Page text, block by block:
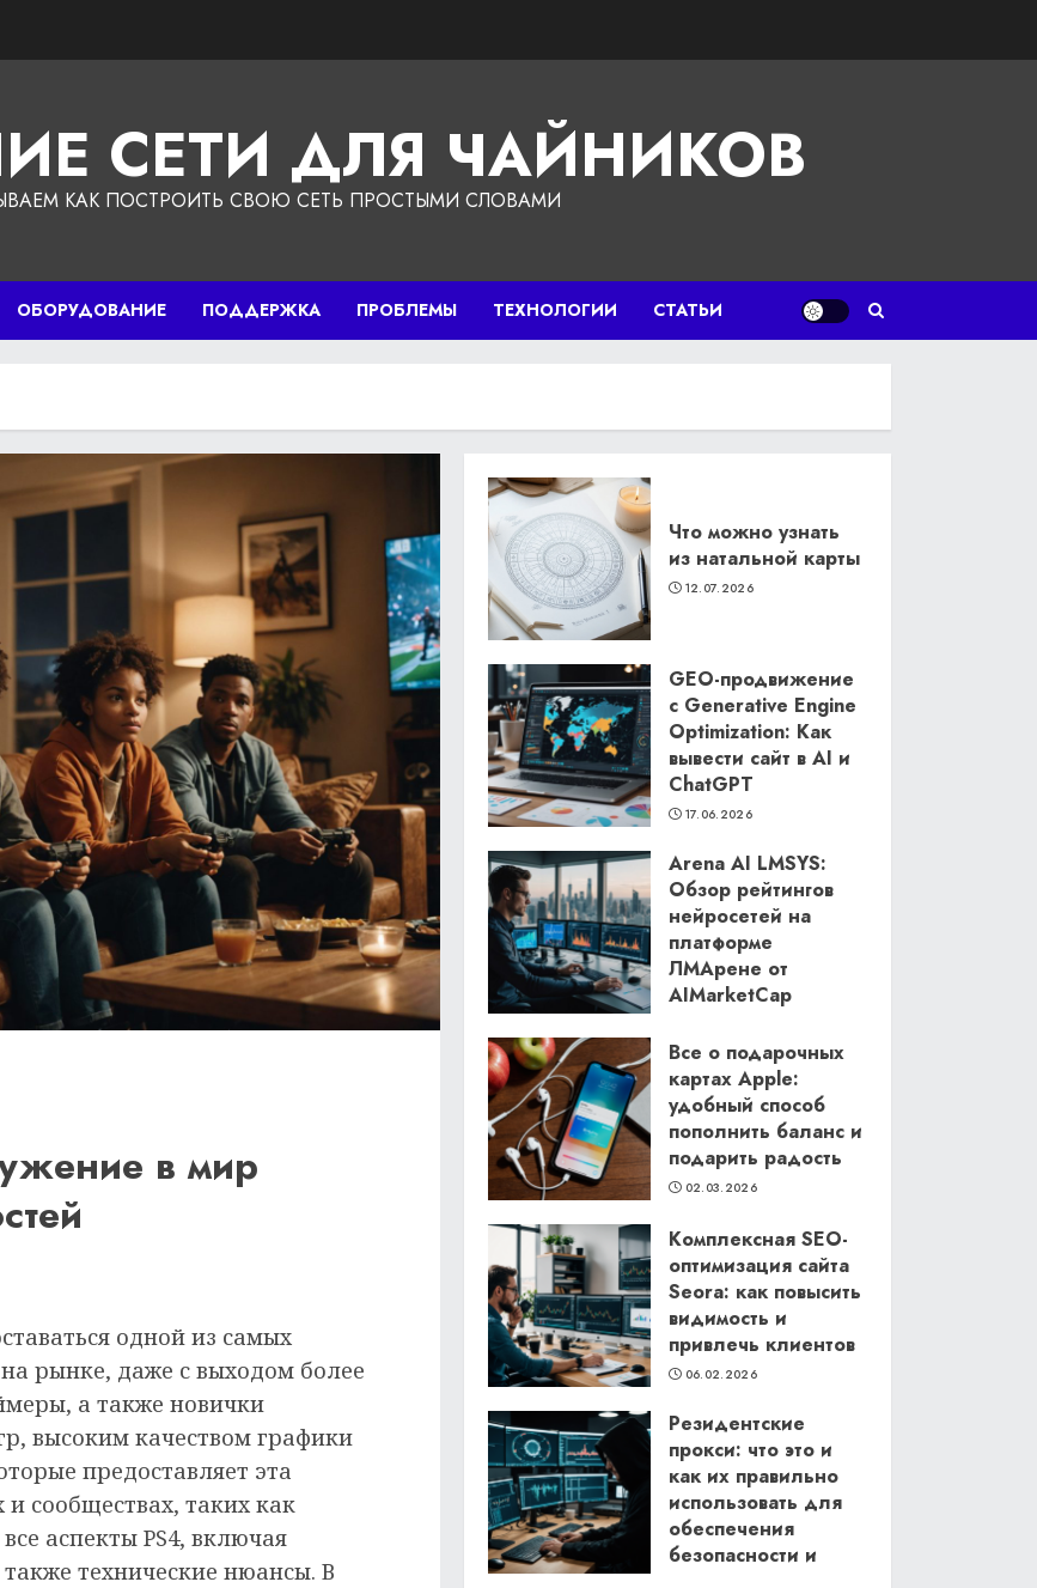
СЕТИ ДЛЯ ЧАЙНИКОВ
КАК ПОСТРОИТЬ СВОЮ СЕТЬ ПРОСТЫМИ СЛОВАМИ
ОБОРУДОВАНИЕ ПОДДЕРЖКА ПРОБЛЕМЫ ТЕХНОЛОГИИ СТАТЬИ
в мир
одной из самых
рынке, даже с выходом более
а также новички
высоким качеством графики
предоставляет эта
сообществах, таких как
аспекты PS4, включая
технические нюансы. В
Что можно узнать
из натальной карты
12.07.2026
GEO-продвижение
с Generative Engine
Optimization: Как
вывести сайт в AI и
ChatGPT
17.06.2026
Arena AI LMSYS:
Обзор рейтингов
нейросетей на
платформе
ЛМАрене от
AIMarketCap
Все о подарочных
картах Apple:
удобный способ
пополнить баланс и
подарить радость
02.03.2026
Комплексная SEO-
оптимизация сайта
Seora: как повысить
видимость и
привлечь клиентов
06.02.2026
Резидентские
прокси: что это и
как их правильно
использовать для
обеспечения
безопасности и